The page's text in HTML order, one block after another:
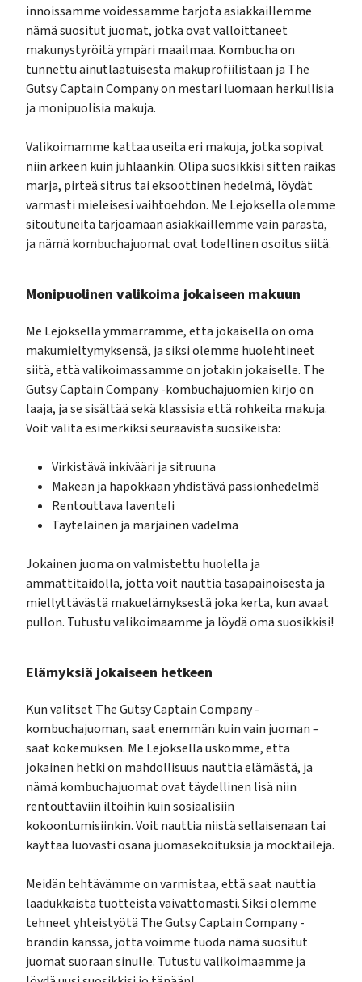
innoissamme voidessamme tarjota asiakkaillemme
nämä suositut juomat, jotka ovat valloittaneet
makunystyröitä ympäri maailmaa. Kombucha on
tunnettu ainutlaatuisesta makuprofiilistaan ja The
Gutsy Captain Company on mestari luomaan herkullisia
ja monipuolisia makuja.
Valikoimamme kattaa useita eri makuja, jotka sopivat
niin arkeen kuin juhlaankin. Olipa suosikkisi sitten raikas
marja, pirteä sitrus tai eksoottinen hedelmä, löydät
varmasti mieleisesi vaihtoehdon. Me Lejoksella olemme
sitoutuneita tarjoamaan asiakkaillemme vain parasta,
ja nämä kombuchajuomat ovat todellinen osoitus siitä.
Monipuolinen valikoima jokaiseen makuun
Me Lejoksella ymmärrämme, että jokaisella on oma
makumieltymyksensä, ja siksi olemme huolehtineet
siitä, että valikoimassamme on jotakin jokaiselle. The
Gutsy Captain Company -kombuchajuomien kirjo on
laaja, ja se sisältää sekä klassisia että rohkeita makuja.
Voit valita esimerkiksi seuraavista suosikeista:
Virkistävä inkivääri ja sitruuna
Makean ja hapokkaan yhdistävä passionhedelmä
Rentouttava laventeli
Täyteläinen ja marjainen vadelma
Jokainen juoma on valmistettu huolella ja
ammattitaidolla, jotta voit nauttia tasapainoisesta ja
miellyttävästä makuelämyksestä joka kerta, kun avaat
pullon. Tutustu valikoimaamme ja löydä oma suosikkisi!
Elämyksiä jokaiseen hetkeen
Kun valitset The Gutsy Captain Company -
kombuchajuoman, saat enemmän kuin vain juoman –
saat kokemuksen. Me Lejoksella uskomme, että
jokainen hetki on mahdollisuus nauttia elämästä, ja
nämä kombuchajuomat ovat täydellinen lisä niin
rentouttaviin iltoihin kuin sosiaalisiin
kokoontumisiinkin. Voit nauttia niistä sellaisenaan tai
käyttää luovasti osana juomasekoituksia ja mocktaileja.
Meidän tehtävämme on varmistaa, että saat nauttia
laadukkaista tuotteista vaivattomasti. Siksi olemme
tehneet yhteistyötä The Gutsy Captain Company -
brändin kanssa, jotta voimme tuoda nämä suositut
juomat suoraan sinulle. Tutustu valikoimaamme ja